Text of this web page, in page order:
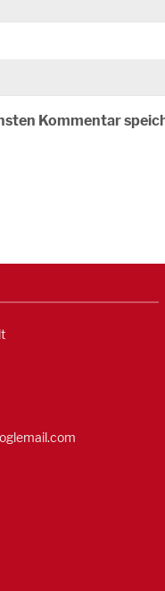
Kommentar